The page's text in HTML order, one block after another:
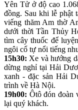
Yên Tử ở độ cao
đồng. Sau khi lễ phật
viếng thăm Am thờ
dưới thời Tần Thủy
tìm cây thuốc để
ngôi cổ tự nổi tiếng
15h30: Xe và hướng
dừng nghỉ tại Hải
xanh - đặc sản Hải
trình về Hà Nội.
19h00: Ôtô đón đoàn
lại quý khách.